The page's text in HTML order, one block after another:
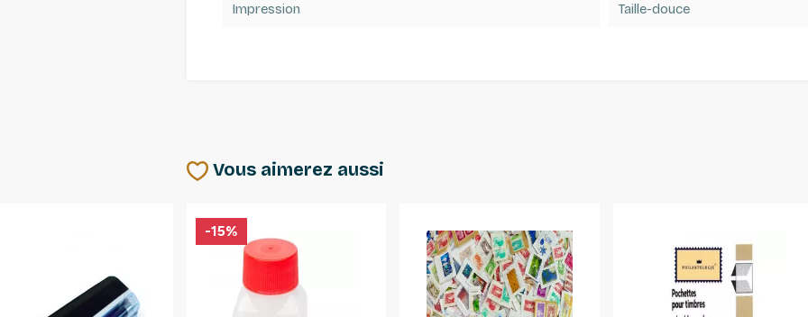
Impression Taille-douce
Vous aimerez aussi
-15%